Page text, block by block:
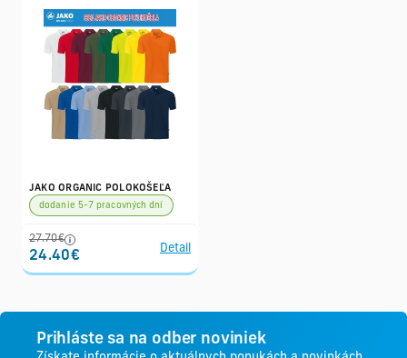
JAKO ORGANIC POLOKOŠEĽA
dodanie 5-7 pracovných dní
27.70€
24.40€
Detail
Prihláste sa na odber noviniek